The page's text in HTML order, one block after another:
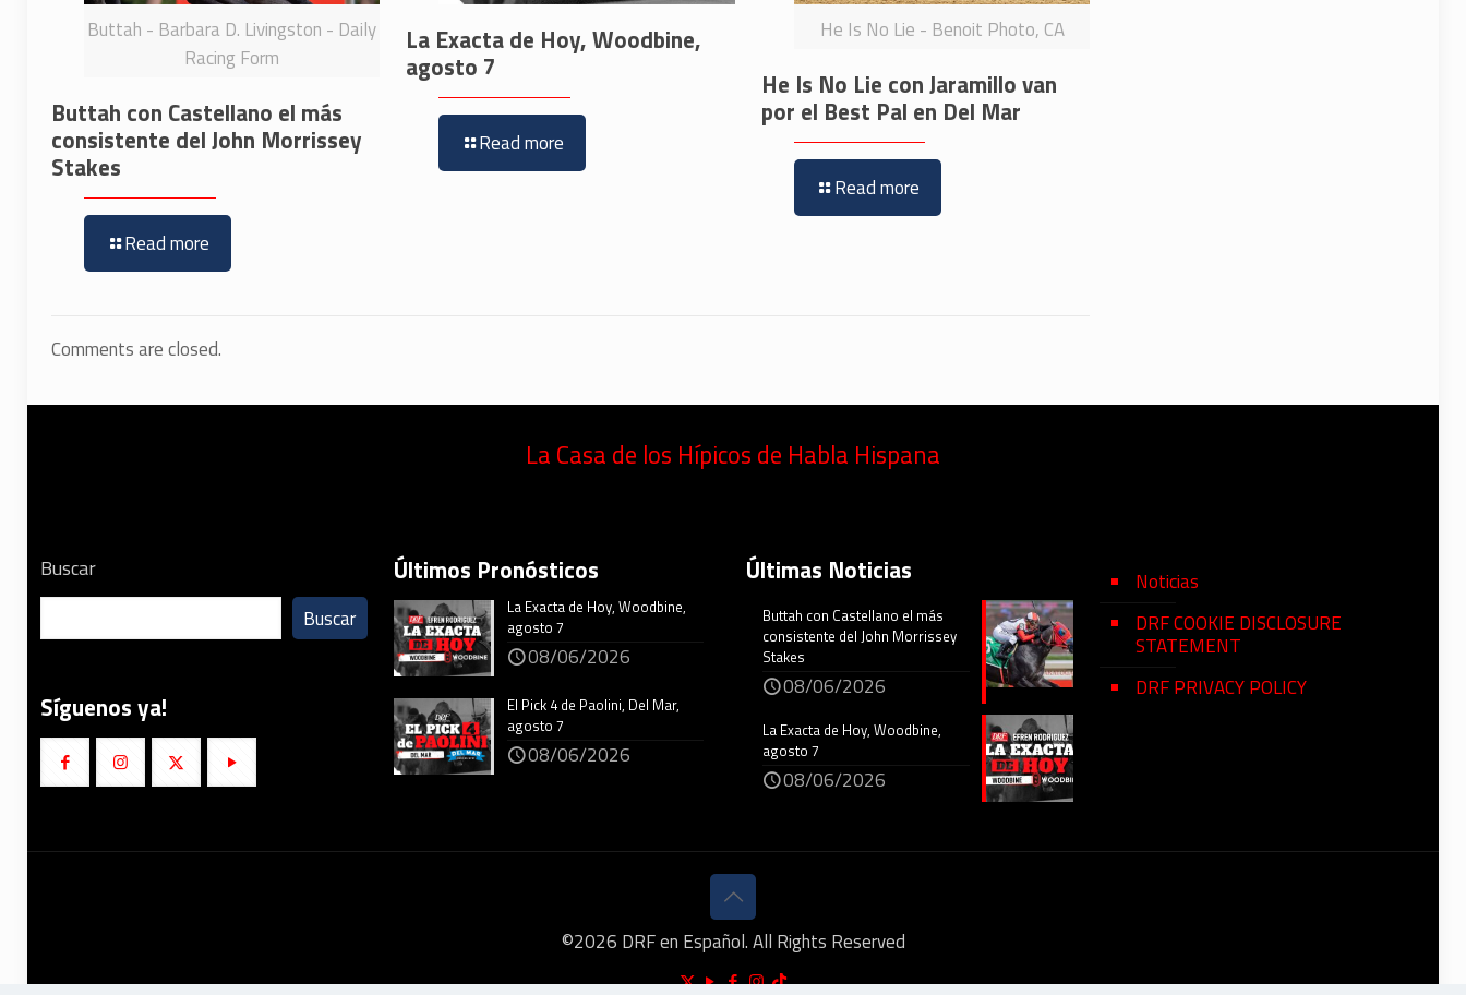
Buttah - Barbara D. Livingston - Daily
Racing Form
Buttah con Castellano el más
consistente del John Morrissey
Stakes
Read more
La Exacta de Hoy, Woodbine,
agosto 7
Read more
He Is No Lie - Benoit Photo, CA
He Is No Lie con Jaramillo van
por el Best Pal en Del Mar
Read more
Comments are closed.
La Casa de los Hípicos de Habla Hispana
Buscar
Buscar
Síguenos ya!
Últimos Pronósticos
La Exacta de Hoy, Woodbine,
agosto 7
08/06/2026
El Pick 4 de Paolini, Del Mar,
agosto 7
08/06/2026
Últimas Noticias
Buttah con Castellano el más
consistente del John Morrissey
Stakes
08/06/2026
La Exacta de Hoy, Woodbine,
agosto 7
08/06/2026
Noticias
DRF COOKIE DISCLOSURE
STATEMENT
DRF PRIVACY POLICY
©2026 DRF en Español. All Rights Reserved